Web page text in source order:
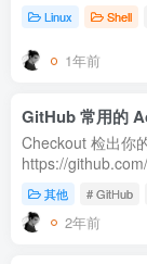
Linux Shell
1年前
GitHub 常用的
Checkout 检出你
https://
node：设置
https://
environment a...
其他 # GitHub
2年前